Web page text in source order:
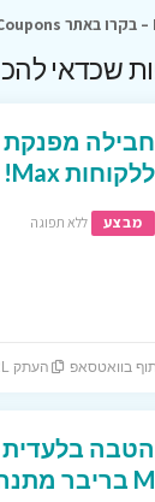
שכדאי
חבילה מפנקת
ללקוחות Max!
מבצע ללא תפוגה
בוואטסאפ העתק URL
הטבה בלעדית
M בריבר מתנה